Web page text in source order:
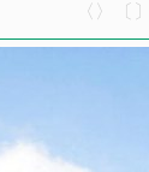
〈〉〔